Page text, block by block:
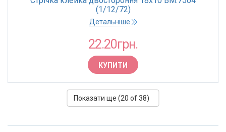
(1/12/72)
Детальніше
22.20грн.
КУПИТИ
Показати ще (20 of 38)